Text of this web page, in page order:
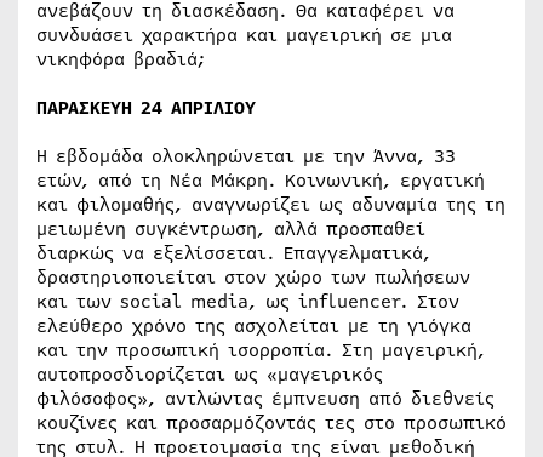
ανεβάζουν τη διασκέδαση. Θα καταφέρει να
συνδυάσει χαρακτήρα και μαγειρική σε μια
νικηφόρα βραδιά;
ΠΑΡΑΣΚΕΥΗ 24 ΑΠΡΙΛΙΟΥ
Η εβδομάδα ολοκληρώνεται με την Άννα, 33
ετών, από τη Νέα Μάκρη. Κοινωνική, εργατική
και φιλομαθής, αναγνωρίζει ως αδυναμία της τη
μειωμένη συγκέντρωση, αλλά προσπαθεί
διαρκώς να εξελίσσεται. Επαγγελματικά,
δραστηριοποιείται στον χώρο των πωλήσεων
και των social media, ως influencer. Στον
ελεύθερο χρόνο της ασχολείται με τη γιόγκα
και την προσωπική ισορροπία. Στη μαγειρική,
αυτοπροσδιορίζεται ως «μαγειρικός
φιλόσοφος», αντλώντας έμπνευση από διεθνείς
κουζίνες και προσαρμόζοντάς τες στο προσωπικό
της στυλ. Η προετοιμασία της είναι μεθοδική